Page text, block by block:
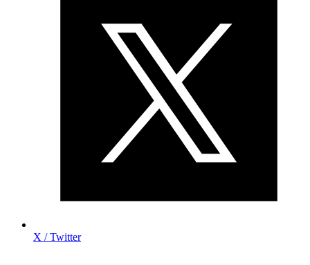
X / Twitter